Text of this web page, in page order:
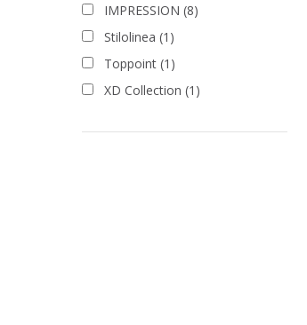
IMPRESSION (8)
Stilolinea (1)
Toppoint (1)
XD Collection (1)